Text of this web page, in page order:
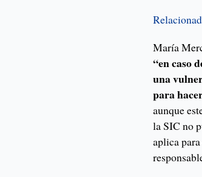
María
“en caso
una
para
aunque
la SIC no
aplica